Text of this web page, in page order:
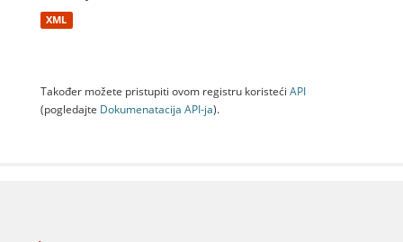
XML
Također možete pristupiti ovom registru koristeći API
(pogledajte Dokumenаtаcijа API-jа).